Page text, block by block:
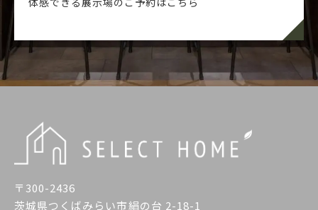
〒300-2436
茨城県つくばみらい市絹の台 2-18-1